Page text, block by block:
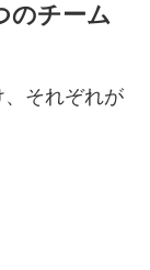
のチーム
、それぞれが